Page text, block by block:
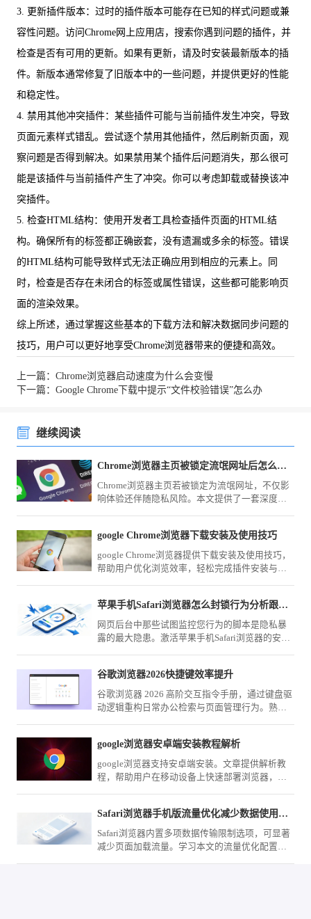
3. 更新插件版本：过时的插件版本可能存在已知的样式问题或兼
容性问题。访问Chrome网上应用店，搜索你遇到问题的插件，并
检查是否有可用的更新。如果有更新，请及时安装最新版本的插
件。新版本通常修复了旧版本中的一些问题，并提供更好的性能
和稳定性。
4. 禁用其他冲突插件：某些插件可能与当前插件发生冲突，导致
页面元素样式错乱。尝试逐个禁用其他插件，然后刷新页面，观
察问题是否得到解决。如果禁用某个插件后问题消失，那么很可
能是该插件与当前插件产生了冲突。你可以考虑卸载或替换该冲
突插件。
5. 检查HTML结构：使用开发者工具检查插件页面的HTML结
构。确保所有的标签都正确嵌套，没有遗漏或多余的标签。错误
的HTML结构可能导致样式无法正确应用到相应的元素上。同
时，检查是否存在未闭合的标签或属性错误，这些都可能影响页
面的渲染效果。
综上所述，通过掌握这些基本的下载方法和解决数据同步问题的
技巧，用户可以更好地享受Chrome浏览器带来的便捷和高效。
上一篇：Chrome浏览器启动速度为什么会变慢
下一篇：Google Chrome下载中提示“文件校验错误”怎么办
继续阅读
Chrome浏览器主页被锁定流氓网址后怎么通过注册表彻底修复
Chrome浏览器主页若被锁定为流氓网址，不仅影
响体验还伴随隐私风险。本文提供了一套深度清
google Chrome浏览器下载安装及使用技巧
google Chrome浏览器提供下载安装及使用技巧，
帮助用户优化浏览效率，轻松完成插件安装与功
苹果手机Safari浏览器怎么封锁行为分析跟踪脚本
网页后台中那些试图监控您行为的脚本是隐私暴
露的最大隐患。激活苹果手机Safari浏览器的安全
谷歌浏览器2026快捷键效率提升
谷歌浏览器 2026 高阶交互指令手册，通过键盘驱
动逻辑重构日常办公检索与页面管理行为。熟练
google浏览器安卓端安装教程解析
google浏览器支持安卓端安装。文章提供解析教
程，帮助用户在移动设备上快速部署浏览器，提
Safari浏览器手机版流量优化减少数据使用方法
Safari浏览器内置多项数据传输限制选项，可显著
减少页面加载流量。学习本文的流量优化配置指